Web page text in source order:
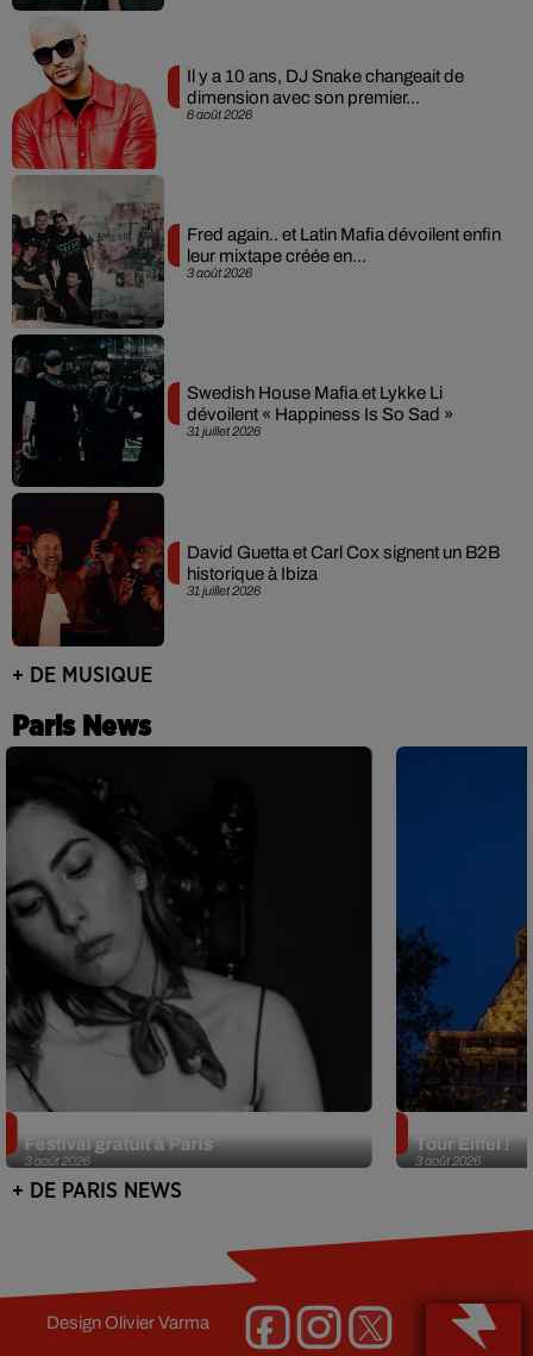
6 août 2026
Il y a 10 ans, DJ Snake changeait de
dimension avec son premier...
3 août 2026
Fred again.. et Latin Mafia dévoilent enfin
leur mixtape créée en...
31 juillet 2026
Swedish House Mafia et Lykke Li
dévoilent « Happiness Is So Sad »
31 juillet 2026
David Guetta et Carl Cox signent un B2B
historique à Ibiza
+ DE MUSIQUE
Paris News
3 août 2026
Festival gratuit à Paris
3 août 2026
Tour Eiffel !
+ DE PARIS NEWS
DesignOlivier Varma